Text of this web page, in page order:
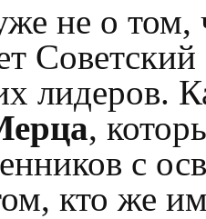
не о том,
лидеров.
,
с
кто же